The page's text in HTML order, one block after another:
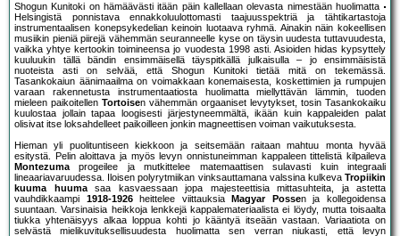
Shogun Kunitoki on hämäävästi itään päin kallellaan olevasta nimestään huolimatta
Helsingistä ponnistava ennakkoluulottomasti taajuusspektriä ja tähtikartastoja
instrumentaalisen konepsykedelian keinoin luotaava ryhmä. Ainakin näin kokeellisen
musiikin pieniä piirejä vähemmän seuranneelle kyse on täysin uudesta tuttavuudesta,
vaikka yhtye kertookin toimineensa jo vuodesta 1998 asti. Asioiden hidas kypsyttely
kuuluukin tällä bändin ensimmäisellä täyspitkällä julkaisulla – jo ensimmäisistä
nuoteista asti on selvää, että Shogun Kunitoki tietää mitä on tekemässä.
Tasankokaiun äänimaailma on voimakkaan konemaisesta, koskettimien ja rumpujen
varaan rakennetusta instrumentaatiosta huolimatta miellyttävän lämmin, tuoden
mieleen paikoitellen Tortoisen vähemmän orgaaniset levytykset, tosin Tasankokaiku
kuulostaa jollain tapaa loogisesti järjestyneemmältä, ikään kuin kappaleiden palat
olisivat itse loksahdelleet paikoilleen jonkin magneettisen voiman vaikutuksesta.
Hieman yli puolituntiseen kiekkoon ja seitsemään raitaan mahtuu monta hyvää
esitystä. Pelin aloittava ja myös levyn onnistuneimman kappaleen tittelistä kilpaileva
Montezumaprogeilee ja mutkittelee matemaattisen sulavasti kuin integraali
lineaariavaruudessa. Iloisen polyrytmiikan vinksauttamana valssina kulkeva Tropiikin
kuuma huumasaa kasvaessaan jopa majesteettisia mittasuhteita, ja astetta
vauhdikkaampi 1918-1926heittelee viittauksia Magyar Possen ja kollegoidensa
suuntaan. Varsinaisia heikkoja lenkkejä kappalemateriaalista ei löydy, mutta toisaalta
tiukka yhtenäisyys alkaa loppua kohti jo kääntyä itseään vastaan. Variaatiota on
selvästä mielikuvituksellisuudesta huolimatta sen verran niukasti, että levyn